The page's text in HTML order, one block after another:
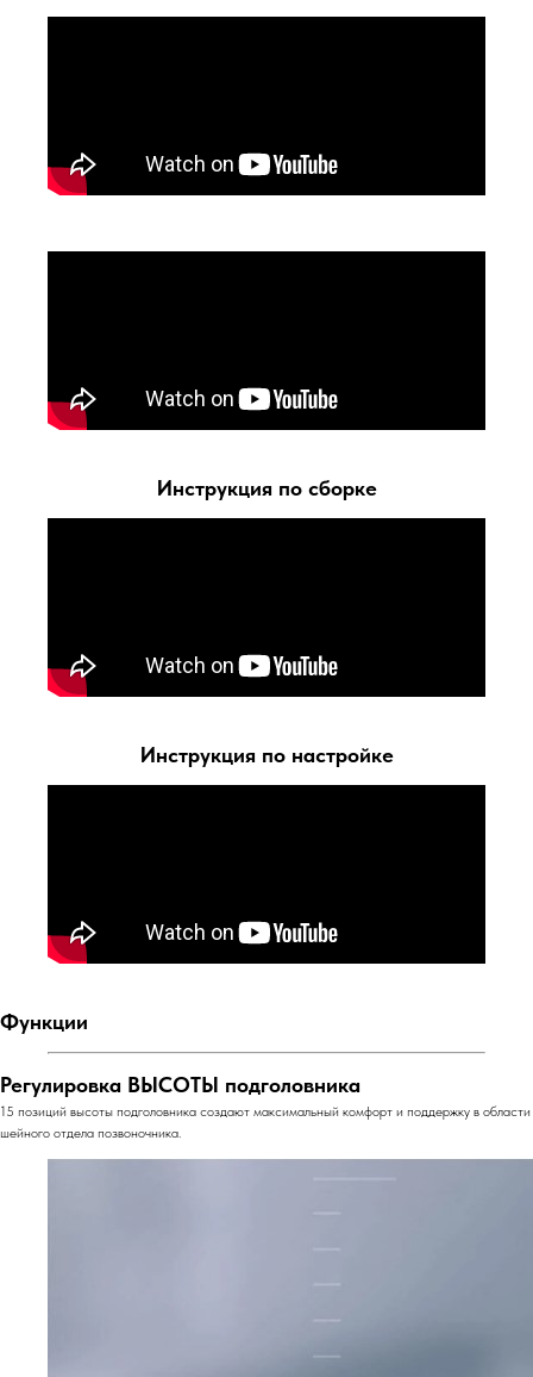
Инструкция по сборке
Инструкция по настройке
Функции
Регулировка ВЫСОТЫ подголовника
15 позиций высоты подголовника создают максимальный комфорт и поддержку в области
шейного отдела позвоночника.